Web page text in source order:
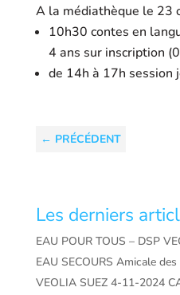
A la médiathèque le 23
10h30 contes en
4 ans sur inscription
de 14h à 17h session
← PRÉCÉDENT
Les derniers
EAU POUR TOUS – DSP
EAU SECOURS Amicale
VEOLIA SUEZ 4-11-2024